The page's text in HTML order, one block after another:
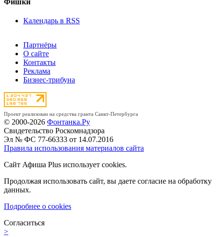
Календарь в RSS
Партнёры
О сайте
Контакты
Реклама
Бизнес-трибуна
Проект реализован на средства гранта Санкт-Петербурга
© 2000-2026 Фонтанка.Ру
Свидетельство Роскомнадзора
Эл № ФС 77-66333 от 14.07.2016
Правила использования материалов сайта
Сайт Афиша Plus использует cookies.
Продолжая использовать сайт, вы даете согласие на обработку
данных.
Подробнее о cookies
Согласиться
>